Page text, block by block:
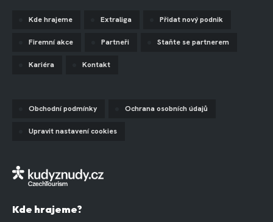
Kde hrajeme Extraliga Přidat nový podnik
Firemní akce Partneři Staňte se partnerem
Kariéra Kontakt
Obchodní podmínky Ochrana osobních údajů
Upravit nastavení cookies
Kde hrajeme?